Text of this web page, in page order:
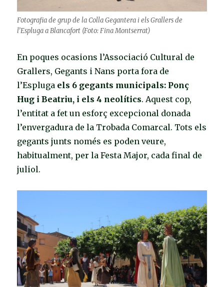
Fotografia de grup de la Colla Gegantera i els Grallers de
l’Espluga a Blancafort (Foto: Fina Montserrat)
En poques ocasions l’Associació Cultural de
Grallers, Gegants i Nans porta fora de
l’Espluga els 6 gegants municipals: Ponç
Hug i Beatriu, i els 4 neolítics. Aquest cop,
l’entitat a fet un esforç excepcional donada
l’envergadura de la Trobada Comarcal. Tots els
gegants junts només es poden veure,
habitualment, per la Festa Major, cada final de
juliol.